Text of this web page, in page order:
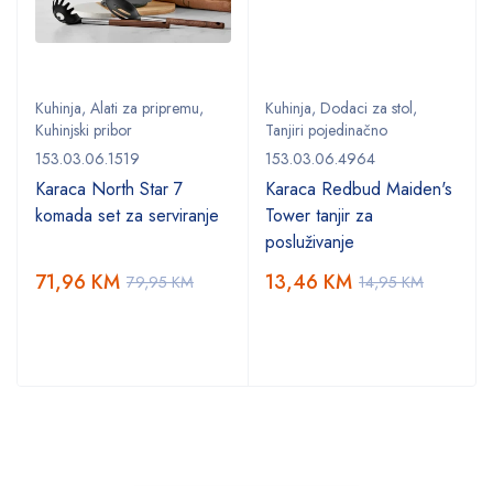
Kuhinja, Alati za pripremu,
Kuhinjski pribor
153.03.06.1519
Karaca North Star 7
komada set za serviranje
79,95KM
71,96 KM
Kuhinja, Dodaci za stol,
Tanjiri pojedinačno
153.03.06.4964
Karaca Redbud Maiden's
Tower tanjir za
posluživanje
14,95KM
13,46 KM